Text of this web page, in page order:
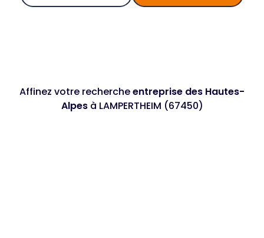
Affinez votre rechercheentreprise des Hautes-
Alpesà LAMPERTHEIM (67450)